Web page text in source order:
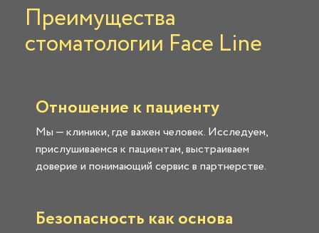
Преимущества
стоматологии Face Line
Отношение к пациенту
Мы — клиники, где важен человек. Исследуем,
прислушиваемся к пациентам, выстраиваем
доверие и понимающий сервис в партнерстве.
Безопасность как основа